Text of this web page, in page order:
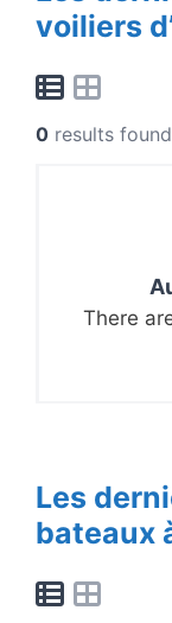
voiliers
0 results
There
Les
bateaux